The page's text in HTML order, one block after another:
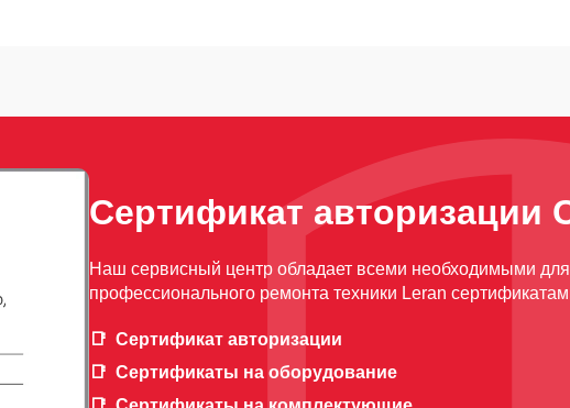
Сертификат авторизации
Наш сервисный центр обладает всеми необходимыми
профессионального ремонта техники Leran
Сертификат авторизации
Сертификаты на оборудование